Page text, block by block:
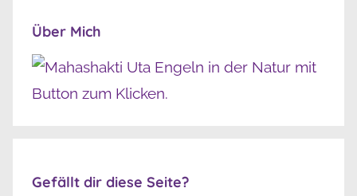
Über Mich
Gefällt dir diese Seite?